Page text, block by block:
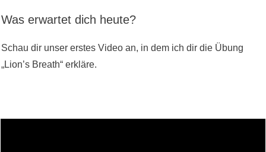
Was erwartet dich heute?
Schau dir unser erstes Video an, in dem ich dir die Übung
„Lion’s Breath“ erkläre.